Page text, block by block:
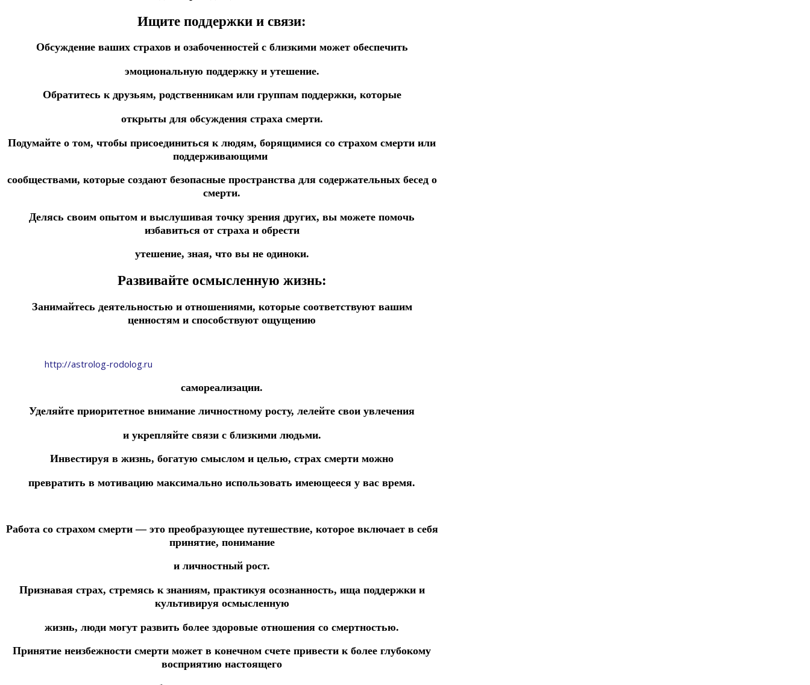
Ищите поддержки и связи:
Обсуждение ваших страхов и озабоченностей с близкими может обеспечить
эмоциональную поддержку и утешение.
Обратитесь к друзьям, родственникам или группам поддержки, которые
открыты для обсуждения страха смерти.
Подумайте о том, чтобы присоединиться к людям, борящимися со страхом смерти или
поддерживающими
сообществами, которые создают безопасные пространства для содержательных бесед о
смерти.
Делясь своим опытом и выслушивая точку зрения других, вы можете помочь
избавиться от страха и обрести
утешение, зная, что вы не одиноки.
Развивайте осмысленную жизнь:
Занимайтесь деятельностью и отношениями, которые соответствуют вашим
ценностям и способствуют ощущению
http://astrolog-rodolog.ru
самореализации.
Уделяйте приоритетное внимание личностному росту, лелейте свои увлечения
и укрепляйте связи с близкими людьми.
Инвестируя в жизнь, богатую смыслом и целью, страх смерти можно
превратить в мотивацию максимально использовать имеющееся у вас время.
Работа со страхом смерти — это преобразующее путешествие, которое включает в себя
принятие, понимание
и личностный рост.
Признавая страх, стремясь к знаниям, практикуя осознанность, ища поддержки и
культивируя осмысленную
жизнь, люди могут развить более здоровые отношения со смертностью.
Принятие неизбежности смерти может в конечном счете привести к более глубокому
восприятию настоящего